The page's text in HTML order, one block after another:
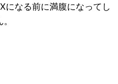
になる前に満腹になってし